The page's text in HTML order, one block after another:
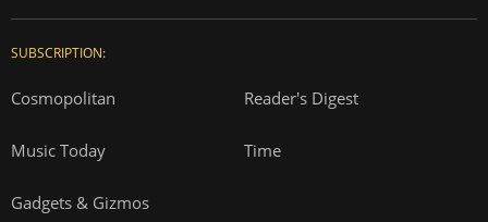
SUBSCRIPTION:
Cosmopolitan Reader's Digest
Music Today Time
Gadgets & Gizmos